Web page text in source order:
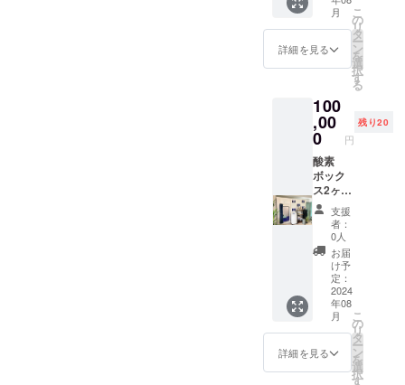
様の近
くの投
げがで
きる運
３時間
内容：
投げ練
習、ド
リル、
ウエイ
トト
レーニ
ング 持
ち物：
スロー
シュー
ズ、円
盤（お
持ちで
あれ
ば）、
メモ、
ご利用
券のリ
ターン
になり
土浦市
神立中
央３－
４ー１
・支援
者様の
交通費
や滞在
費：支
援者様
の交通
費や滞
在費は
各自で
ご負担
くださ
いま
せ。 ・
ご予約
月
詳細を見る
こ
の
リ
タ
ー
ン
を
選
択
す
る
100
,00
0 円
残り20
酸素
ボック
ス2ヶ月
フリー
パス (1
回上限
60分利
気圧酸
素ボッ
クスの
ご利用
券のリ
ターン
になり
支援
者：
0人
お届
け予
定：
2024
年08
月
詳細を見る
こ
の
リ
タ
ー
ン
を
選
択
す